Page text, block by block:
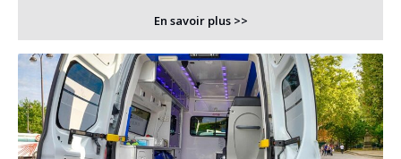
En savoir plus >>